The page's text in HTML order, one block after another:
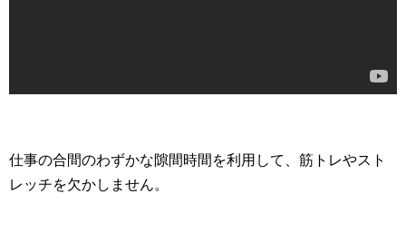
仕事の合間のわずかな隙間時間を利用して、筋トレやスト
レッチを欠かしません。